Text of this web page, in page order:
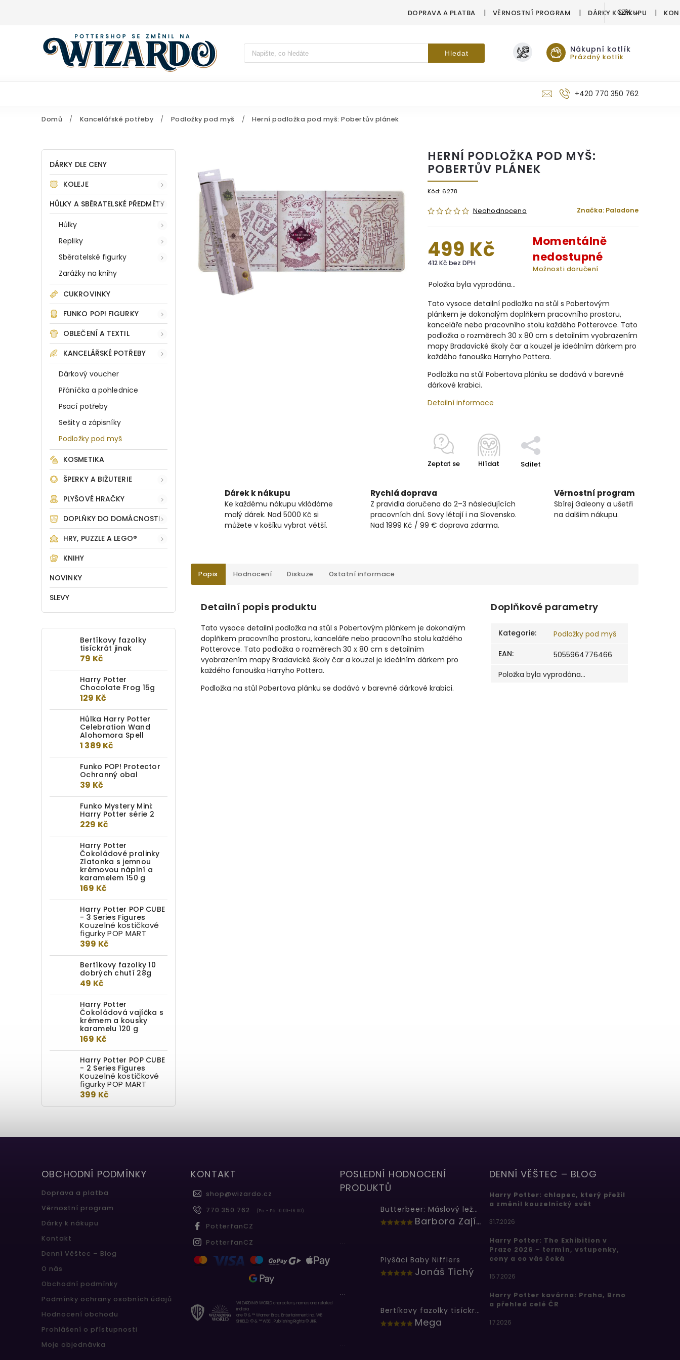
DOPRAVA A PLATBA VĚRNOSTNÍ PROGRAM DÁRKY K NÁKUPU
CZK
Vyhledávání Hledat Nákupní kotlík
Prázdný kotlík
+420 770 350 762
Domů / Kancelářské potřeby / Podložky pod myš / Herní podložka pod myš: Pobertův plánek
DÁRKY DLE CENY
KOLEJE
HŮLKY A SBĚRATELSKÉ PŘEDMĚTY
Hůlky
Repliky
Sběratelské figurky
Zarážky na knihy
CUKROVINKY
FUNKO POP! FIGURKY
OBLEČENÍ A TEXTIL
KANCELÁŘSKÉ POTŘEBY
Dárkový voucher
Přáníčka a pohlednice
Psací potřeby
Sešity a zápisníky
Podložky pod myš
KOSMETIKA
ŠPERKY A BIŽUTERIE
PLYŠOVÉ HRAČKY
DOPLŇKY DO DOMÁCNOSTI
HRY, PUZZLE A LEGO®
KNIHY
NOVINKY
SLEVY
Bertíkovy fazolky
tisíckrát jinak
79 Kč
Harry Potter
Chocolate Frog 15g
129 Kč
Hůlka Harry Potter
Celebration Wand
Alohomora Spell
1 389 Kč
Funko POP! Protector
Ochranný obal
39 Kč
Funko Mystery Mini:
Harry Potter série 2
229 Kč
Harry Potter
Čokoládové pralinky
Zlatonka s jemnou
krémovou náplní a
karamelem 150 g
169 Kč
Harry Potter POP CUBE
- 3 Series Figures
Kouzelné kostičkové
figurky POP MART
399 Kč
Bertíkovy fazolky 10
dobrých chutí 28g
49 Kč
Harry Potter
Čokoládová vajíčka s
krémem a kousky
karamelu 120 g
169 Kč
Harry Potter POP CUBE
- 2 Series Figures
Kouzelné kostičkové
figurky POP MART
399 Kč
HERNÍ PODLOŽKA POD MYŠ:
POBERTŮV PLÁNEK
Kód: 6278
Neohodnoceno Značka: Paladone
499 Kč
412 Kč bez DPH
Momentálně
nedostupné
Možnosti doručení
Položka byla vyprodána…
Tato vysoce detailní podložka na stůl s Pobertovým
plánkem je dokonalým doplňkem pracovního prostoru,
kanceláře nebo pracovního stolu každého Potterovce. Tato
podložka o rozměrech 30 x 80 cm s detailním vyobrazením
mapy Bradavické školy čar a kouzel je ideálním dárkem pro
každého fanouška Harryho Pottera.
Podložka na stůl Pobertova plánku se dodává v barevné
dárkové krabici.
Detailní informace
Zeptat se Hlídat Sdílet
Dárek k nákupu
Ke každému nákupu vkládáme
malý dárek. Nad 5000 Kč si
můžete v košíku vybrat větší.
Rychlá doprava
Z pravidla doručena do 2–3 následujících
pracovních dní. Sovy létají i na Slovensko.
Nad 1999 Kč / 99 € doprava zdarma.
Věrnostní program
Sbírej Galeony a ušetři
na dalším nákupu.
Popis Hodnocení Diskuze Ostatní informace
Detailní popis produktu
Tato vysoce detailní podložka na stůl s Pobertovým plánkem je dokonalým
doplňkem pracovního prostoru, kanceláře nebo pracovního stolu každého
Potterovce. Tato podložka o rozměrech 30 x 80 cm s detailním
vyobrazením mapy Bradavické školy čar a kouzel je ideálním dárkem pro
každého fanouška Harryho Pottera.
Podložka na stůl Pobertova plánku se dodává v barevné dárkové krabici.
Doplňkové parametry
Kategorie:
Podložky pod myš
EAN:
5055964776466
Položka byla vyprodána…
OBCHODNÍ PODMÍNKY
Doprava a platba
Věrnostní program
Dárky k nákupu
Kontakt
Denní Věštec – Blog
O nás
Obchodní podmínky
Podmínky ochrany osobních údajů
Hodnocení obchodu
Prohlášení o přístupnosti
Moje objednávka
KONTAKT
shop@wizardo.cz
770 350 762
(Po - Pá 10.00-16.00)
PotterfanCZ
PotterfanCZ
WIZARDING WORLD characters, names and related
indicia
are © & ™ Warner Bros. Entertainment Inc. WB
SHIELD: © & ™ WBEI. Publishing Rights © JKR.
POSLEDNÍ HODNOCENÍ
PRODUKTŮ
Butterbeer: Máslový ležák
Barbora Zajícová
...
Plyšáci Baby Nifflers
Jonáš Tichý
...
Bertíkovy fazolky tisíckrát jinak
Mega
...
DENNÍ VĚŠTEC – BLOG
Harry Potter: chlapec, který přežil
a změnil kouzelnický svět
31.7.2026
Harry Potter: The Exhibition v
Praze 2026 – termín, vstupenky,
ceny a co vás čeká
15.7.2026
Harry Potter kavárna: Praha, Brno
a přehled celé ČR
1.7.2026